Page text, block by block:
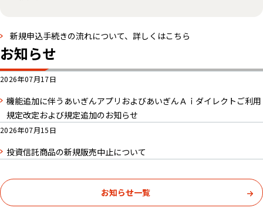
新規申込手続きの流れについて、詳しくはこちら
お知らせ
2026年07月17日
機能追加に伴うあいぎんアプリおよびあいぎんＡｉダイレクトご利用
規定改定および規定追加のお知らせ
2026年07月15日
投資信託商品の新規販売中止について
お知らせ一覧